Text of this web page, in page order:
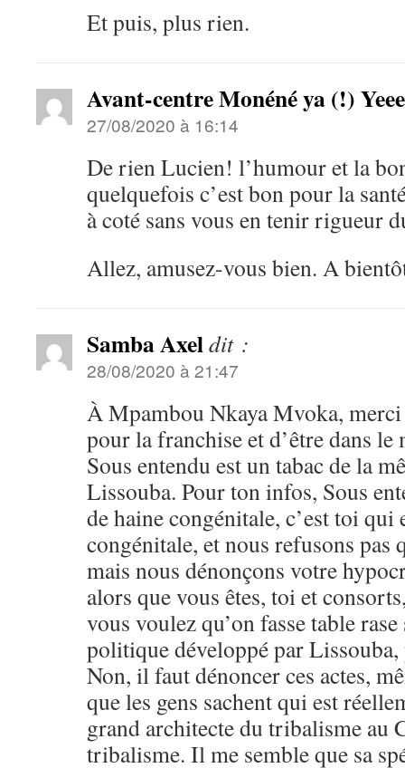
Et puis, plus rien.
Avant-centre Monéné ya (!)
27/08/2020 à 16:14
De rien Lucien! l’humour et la
quelquefois c’est bon pour la
à coté sans vous en tenir rigueur
Allez, amusez-vous bien. A
Samba Axeldit :
28/08/2020 à 21:47
À Mpambou Nkaya Mvoka,
pour la franchise et d’être dans le
Sous entendu est un tabac de la
Lissouba. Pour ton infos, Sous
de haine congénitale, c’est toi qui
congénitale, et nous refusons pas
mais nous dénonçons votre
alors que vous êtes, toi et
vous voulez qu’on fasse table
politique développé par
Non, il faut dénoncer ces actes,
que les gens sachent qui est
grand architecte du tribalisme au
tribalisme. Il me semble que sa